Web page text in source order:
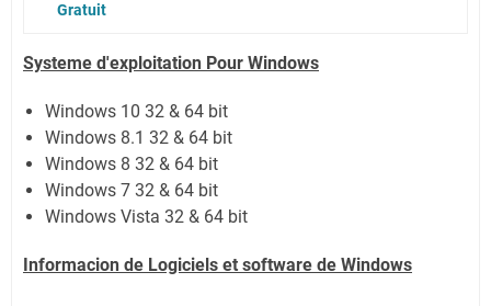
Gratuit
Systeme d'exploitation Pour Windows
Windows 10 32 & 64 bit
Windows 8.1 32 & 64 bit
Windows 8 32 & 64 bit
Windows 7 32 & 64 bit
Windows Vista 32 & 64 bit
Informacion de Logiciels et software de Windows